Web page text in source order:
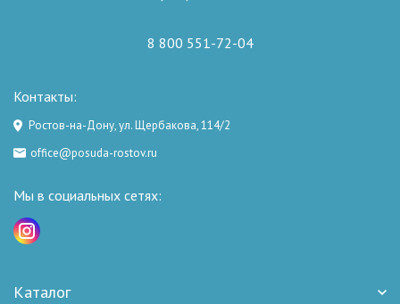
8 800 551-72-04
Контакты:
Ростов-на-Дону, ул. Щербакова, 114/2
office@posuda-rostov.ru
Мы в социальных сетях:
Каталог